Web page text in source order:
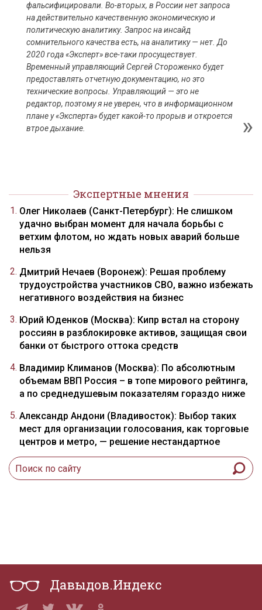
фальсифицировали. Во-вторых, в России нет запроса
на действительно качественную экономическую и
политическую аналитику. Запрос на инсайд
сомнительного качества есть, на аналитику — нет. До
2020 года «Эксперт» все-таки просуществует.
Временный управляющий Сергей Стороженко будет
предоставлять отчетную документацию, но это
технические вопросы. Управляющий — это не
редактор, поэтому я не уверен, что в информационном
плане у «Эксперта» будет какой-то прорыв и откроется
втрое дыхание.
Экспертные мнения
Олег Николаев (Санкт-Петербург): Не слишком
удачно выбран момент для начала борьбы с
ветхим флотом, но ждать новых аварий больше
нельзя
Дмитрий Нечаев (Воронеж): Решая проблему
трудоустройства участников СВО, важно избежать
негативного воздействия на бизнес
Юрий Юденков (Москва): Кипр встал на сторону
россиян в разблокировке активов, защищая свои
банки от быстрого оттока средств
Владимир Климанов (Москва): По абсолютным
объемам ВВП Россия – в топе мирового рейтинга,
а по среднедушевым показателям гораздо ниже
Александр Андони (Владивосток): Выбор таких
мест для организации голосования, как торговые
центров и метро, — решение нестандартное
Давыдов.Индекс